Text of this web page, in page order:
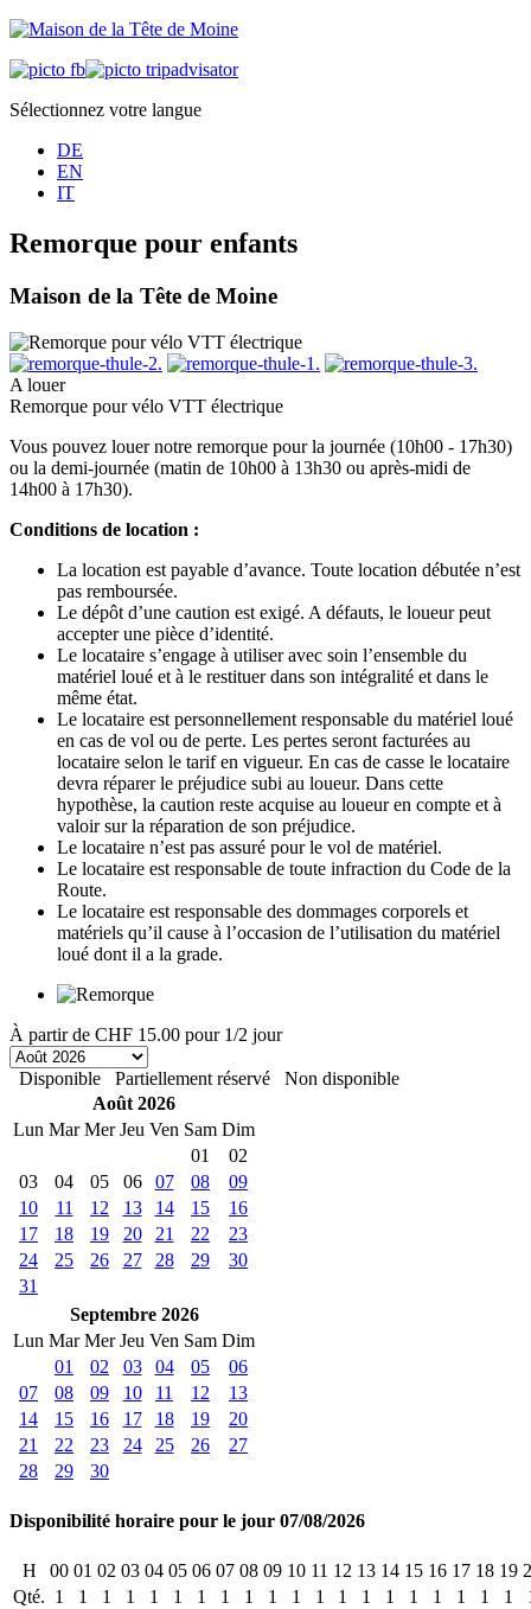
Sélectionnez votre langue
DE
EN
IT
Remorque pour enfants
Maison de la Tête de Moine
A louer
Remorque pour vélo VTT électrique
Vous pouvez louer notre remorque pour la journée (10h00 - 17h30)
ou la demi-journée (matin de 10h00 à 13h30 ou après-midi de
14h00 à 17h30).
Conditions de location :
La location est payable d’avance. Toute location débutée n’est
pas remboursée.
Le dépôt d’une caution est exigé. A défauts, le loueur peut
accepter une pièce d’identité.
Le locataire s’engage à utiliser avec soin l’ensemble du
matériel loué et à le restituer dans son intégralité et dans le
même état.
Le locataire est personnellement responsable du matériel loué
en cas de vol ou de perte. Les pertes seront facturées au
locataire selon le tarif en vigueur. En cas de casse le locataire
devra réparer le préjudice subi au loueur. Dans cette
hypothèse, la caution reste acquise au loueur en compte et à
valoir sur la réparation de son préjudice.
Le locataire n’est pas assuré pour le vol de matériel.
Le locataire est responsable de toute infraction du Code de la
Route.
Le locataire est responsable des dommages corporels et
matériels qu’il cause à l’occasion de l’utilisation du matériel
loué dont il a la grade.
À partir de CHF 15.00 pour 1/2 jour
Disponible Partiellement réservé
Non disponible
Août 2026
Lun Mar Mer Jeu Ven Sam Dim
01
02
03
04 05 06 07 08
09
10
11 12 13 14 15
16
17
18 19 20 21 22
23
24
25 26 27 28 29
30
31
Septembre 2026
Lun Mar Mer Jeu Ven Sam Dim
01
02 03 04 05
06
07
08 09 10 11 12
13
14
15 16 17 18 19
20
21
22 23 24 25 26
27
28
29 30
Disponibilité horaire pour le jour 07/08/2026
H 00 01 02 03 04 05 06 07 08 09 10 11 12 13 14 15 16 17 18 19
Qté. 1 1 1 1 1 1 1 1 1 1 1 1 1 1 1 1 1 1 1 1